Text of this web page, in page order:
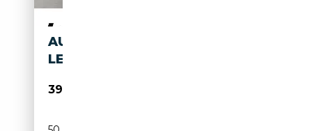
AUDI Q8 E-TRON 50 Q S LINE
LED/LUFT/ACC/NAVI/AHK
39 780€